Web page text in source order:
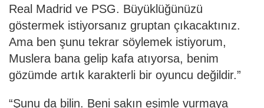
Real Madrid ve PSG. Büyüklüğünüzü
göstermek istiyorsanız gruptan çıkacaktınız.
Ama ben şunu tekrar söylemek istiyorum,
Muslera bana gelip kafa atıyorsa, benim
gözümde artık karakterli bir oyuncu değildir.”
“Şunu da bilin. Beni sakın eşimle vurmaya